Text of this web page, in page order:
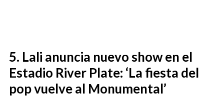
Lali anuncia nuevo show en el
Estadio River Plate: ‘La fiesta del
pop vuelve al Monumental’